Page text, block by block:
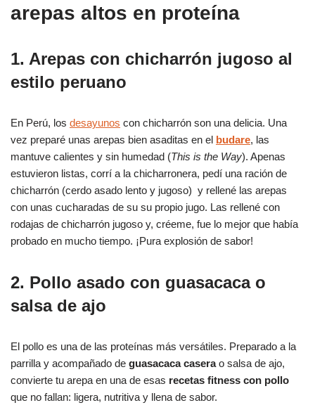
arepas altos en proteína
1. Arepas con chicharrón jugoso al
estilo peruano
En Perú, los desayunos con chicharrón son una delicia. Una
vez preparé unas arepas bien asaditas en el budare, las
mantuve calientes y sin humedad (This is the Way). Apenas
estuvieron listas, corrí a la chicharronera, pedí una ración de
chicharrón (cerdo asado lento y jugoso) y rellené las arepas
con unas cucharadas de su su propio jugo. Las rellené con
rodajas de chicharrón jugoso y, créeme, fue lo mejor que había
probado en mucho tiempo. ¡Pura explosión de sabor!
2. Pollo asado con guasacaca o
salsa de ajo
El pollo es una de las proteínas más versátiles. Preparado a la
parrilla y acompañado de guasacaca caserao salsa de ajo,
convierte tu arepa en una de esas recetas fitness con pollo
que no fallan: ligera, nutritiva y llena de sabor.